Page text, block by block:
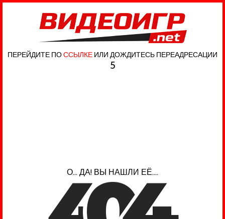
О... ДА! ВЫ НАШЛИ ЕЁ....
ПЕРЕЙДИТЕ ПОССЫЛКЕ ИЛИ ДОЖДИТЕСЬ ПЕРЕАДРЕСАЦИИ
5